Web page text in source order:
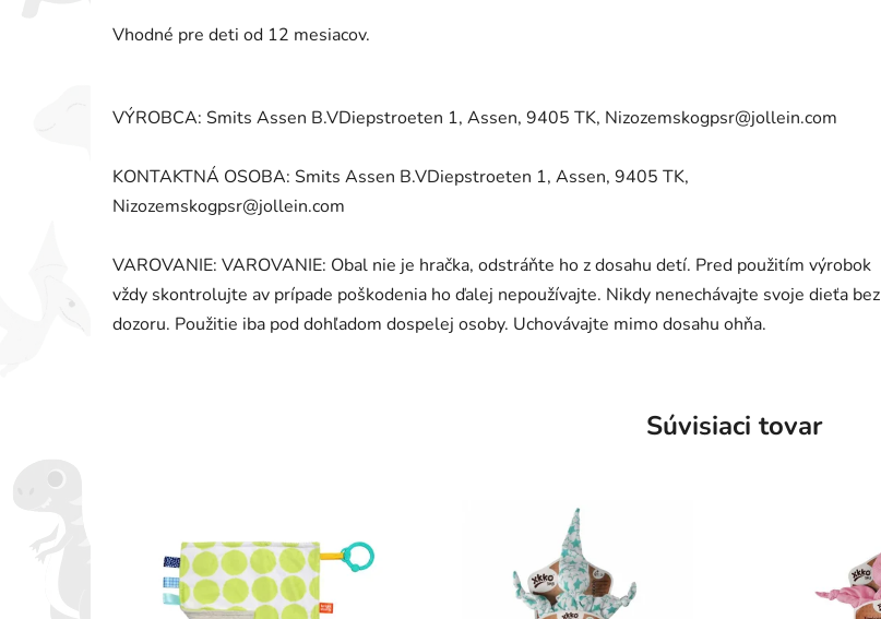
Vhodné pre deti od 12 mesiacov.
VÝROBCA: Smits Assen B.VDiepstroeten 1, Assen, 9405 TK, Nizozemskogpsr@jollein.com
KONTAKTNÁ OSOBA: Smits Assen B.VDiepstroeten 1, Assen, 9405 TK,
Nizozemskogpsr@jollein.com
VAROVANIE: VAROVANIE: Obal nie je hračka, odstráňte ho z dosahu detí. Pred použitím výrobok
vždy skontrolujte av prípade poškodenia ho ďalej nepoužívajte. Nikdy nenechávajte svoje dieťa bez
dozoru. Použitie iba pod dohľadom dospelej osoby. Uchovávajte mimo dosahu ohňa.
Súvisiaci tovar